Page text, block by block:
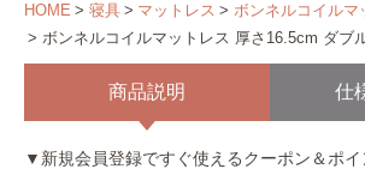
HOME 寝具 マットレス
ボンネルコイルマ
ボンネルコイルマットレス 厚さ16.5cm ダブ
商品説明 仕
▼新規会員登録ですぐ使えるクーポン＆ポイ